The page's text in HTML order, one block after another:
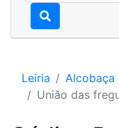
Leiria
Alcobaça
União das